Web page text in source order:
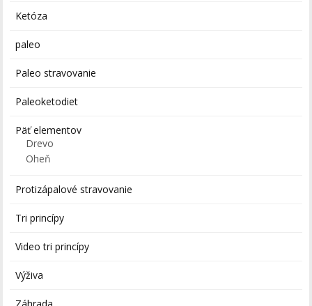
Ketóza
paleo
Paleo stravovanie
Paleoketodiet
Päť elementov
Drevo
Oheň
Protizápalové stravovanie
Tri princípy
Video tri princípy
Výživa
Záhrada